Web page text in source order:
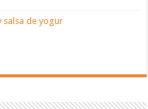
salsa de yogur